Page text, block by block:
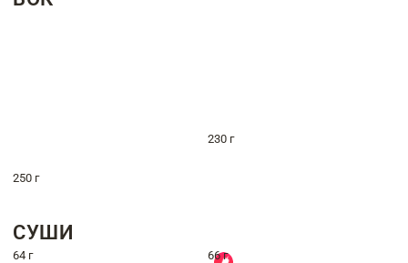
230 г
250 г
СУШИ
64 г 66 г